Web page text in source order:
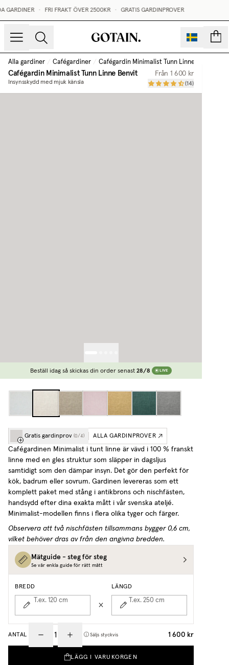
GARDINER • FRI FRAKT ÖVER 2500KR • GRATIS GARDINPROVER
Alla gardiner / Cafégardiner / Cafégardin Minimalist Tunn Linne
Cafégardin Minimalist Tunn Linne Benvit
Insynsskydd med mjuk känsla
Från 1 600 kr
(14)
Beställ idag så skickas din order senast 28/8 LIVE
Gratis gardinprov (0 /4) ALLA GARDINPROVER
Cafégardinen Minimalist i tunt linne är vävd i 100 % franskt
linne med en gles struktur som släpper in dagsljus
samtidigt som den dämpar insyn. Det gör den perfekt för
kök, badrum eller sovrum. Gardinen levereras som ett
komplett paket med stång i antikbrons och nischfästen,
handsydd efter dina exakta mått i vår svenska ateljé.
Minimalist-modellen finns i flera olika tyger och färger.
Observera att två nischfästen tillsammans bygger 0,6 cm,
vilket behöver dras av från den angivna bredden.
Mätguide - steg för steg
Se vår enkla guide för rätt mått
BREDD
T.ex. 120 cm
LÄNGD
T.ex. 250 cm
ANTAL Säljs styckvis 1 600 kr
LÄGG I VARUKORGEN